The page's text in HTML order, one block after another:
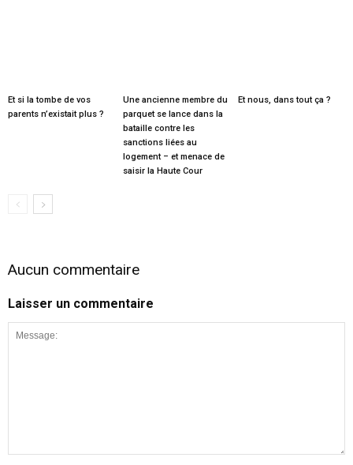
Et si la tombe de vos
parents n’existait plus ?
Une ancienne membre du
parquet se lance dans la
bataille contre les
sanctions liées au
logement – et menace de
saisir la Haute Cour
Et nous, dans tout ça ?
Aucun commentaire
Laisser un commentaire